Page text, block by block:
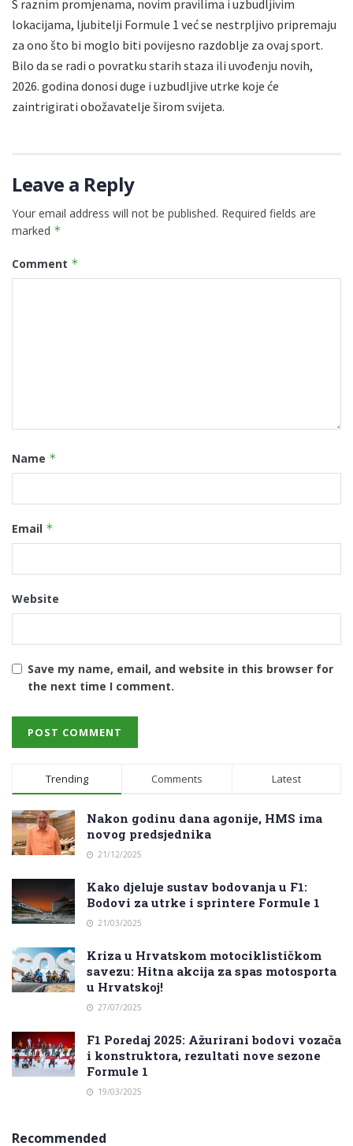
S raznim promjenama, novim pravilima i uzbudljivim
lokacijama, ljubitelji Formule 1 već se nestrpljivo pripremaju
za ono što bi moglo biti povijesno razdoblje za ovaj sport.
Bilo da se radi o povratku starih staza ili uvođenju novih,
2026. godina donosi duge i uzbudljive utrke koje će
zaintrigirati obožavatelje širom svijeta.
Leave a Reply
Your email address will not be published. Required fields are
marked *
Comment *
Name *
Email *
Website
Save my name, email, and website in this browser for
the next time I comment.
Trending Comments Latest
Nakon godinu dana agonije, HMS ima
novog predsjednika
21/12/2025
Kako djeluje sustav bodovanja u F1:
Bodovi za utrke i sprintere Formule 1
21/03/2025
Kriza u Hrvatskom motociklističkom
savezu: Hitna akcija za spas motosporta
u Hrvatskoj!
27/07/2025
F1 Poredaj 2025: Ažurirani bodovi vozača
i konstruktora, rezultati nove sezone
Formule 1
19/03/2025
Recommended